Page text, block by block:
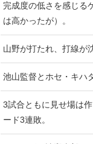
完成度の低さを感じる
は高かったが）。
山野が打たれ、打線が
池山監督とホセ・キハ
3試合ともに見せ場は
ード3連敗。